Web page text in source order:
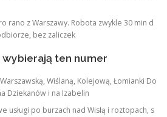
rano z Warszawy. Robota zwykle 30 min d
bez zaliczek
ten numer
Wiślaną, Kolejową, Łomianki Do
Dziekanów i na Izabelin
usługi po burzach nad Wisłą i roztopach, s